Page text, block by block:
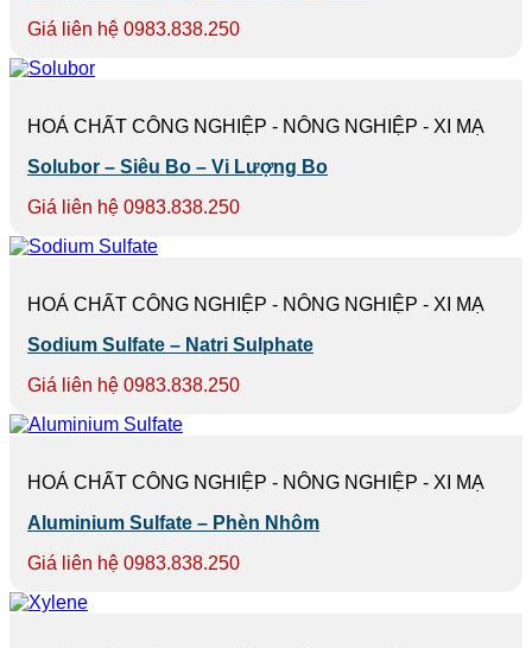
Giá liên hệ 0983.838.250
HOÁ CHẤT CÔNG NGHIỆP - NÔNG NGHIỆP - XI MẠ
Solubor – Siêu Bo – Vi Lượng Bo
Giá liên hệ 0983.838.250
HOÁ CHẤT CÔNG NGHIỆP - NÔNG NGHIỆP - XI MẠ
Sodium Sulfate – Natri Sulphate
Giá liên hệ 0983.838.250
HOÁ CHẤT CÔNG NGHIỆP - NÔNG NGHIỆP - XI MẠ
Aluminium Sulfate – Phèn Nhôm
Giá liên hệ 0983.838.250